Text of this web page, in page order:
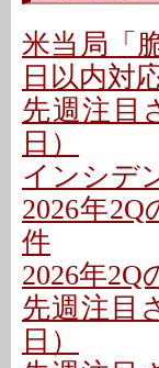
米当局「
日以内対
先週注目
日）
インシデ
2026年
件
2026年
先週注目
日）